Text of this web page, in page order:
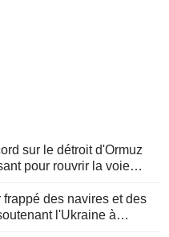
sur le détroit d'Ormuz
pour rouvrir la voie
des navires et des
l'Ukraine à